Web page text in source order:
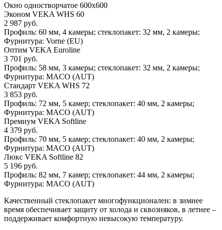
Окно одностворчатое 600х600
Эконом VEKA WHS 60
2 987 руб.
Профиль: 60 мм, 4 камеры; стеклопакет: 32 мм, 2 камеры;
Фурнитура: Vorne (EU)
Оптим VEKA Euroline
3 701 руб.
Профиль: 58 мм, 3 камеры; стеклопакет: 32 мм, 2 камеры;
Фурнитура: MACO (AUT)
Стандарт VEKA WHS 72
3 853 руб.
Профиль: 72 мм, 5 камер; стеклопакет: 40 мм, 2 камеры;
Фурнитура: MACO (AUT)
Премиум VEKA Softline
4 379 руб.
Профиль: 70 мм, 5 камер; стеклопакет: 40 мм, 2 камеры;
Фурнитура: MACO (AUT)
Люкс VEKA Softline 82
5 196 руб.
Профиль: 82 мм, 7 камер; стеклопакет: 44 мм, 2 камеры;
Фурнитура: MACO (AUT)
Качественный стеклопакет многофункционален: в зимнее
время обеспечивает защиту от холода и сквозняков, в летнее –
поддерживает комфортную невысокую температуру.